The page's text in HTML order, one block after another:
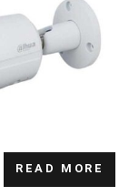
READ MORE